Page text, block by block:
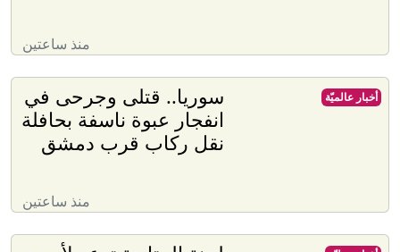
منذ ساعتين
سوريا.. قتلى وجرحى في
انفجار عبوة ناسفة بحافلة
نقل ركاب قرب دمشق
منذ ساعتين
أخبار عالميّة